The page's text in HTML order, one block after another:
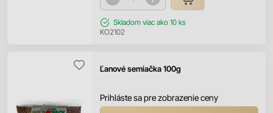
Skladom viac ako 10 ks
KO2102
Ľanové semiačka 100g
Prihláste sa pre zobrazenie ceny